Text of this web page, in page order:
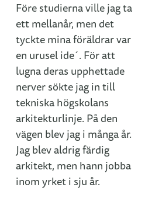
Före studierna ville jag ta
ett mellanår, men det
tyckte mina föräldrar var
en urusel ide´. För att
lugna deras upphettade
nerver sökte jag in till
tekniska högskolans
arkitekturlinje. På den
vägen blev jag i många år.
Jag blev aldrig färdig
arkitekt, men hann jobba
inom yrket i sju år.